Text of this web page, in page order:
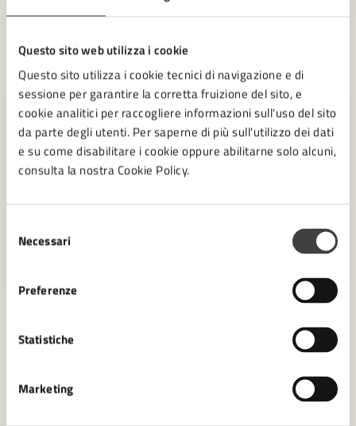
Questo sito web utilizza i cookie
Questo sito utilizza i cookie tecnici di navigazione e di
sessione per garantire la corretta fruizione del sito, e
cookie analitici per raccogliere informazioni sull'uso del sito
da parte degli utenti. Per saperne di più sull'utilizzo dei dati
e su come disabilitare i cookie oppure abilitarne solo alcuni,
consulta la nostra Cookie Policy.
delNecessari
Preferenze
Statistiche
Marketing
LEGGI DI PIÙ
SpazioComune – Avviso pubblico per